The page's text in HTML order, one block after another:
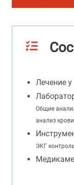
Лечение
Общие
анализ крови
ЭКГ